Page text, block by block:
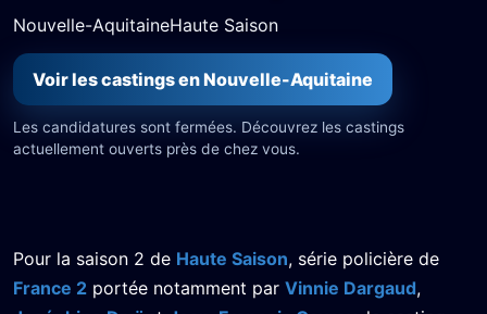
Nouvelle-AquitaineHaute Saison
Voir les castings en Nouvelle-Aquitaine
Les candidatures sont fermées. Découvrez les castings
actuellement ouverts près de chez vous.
Pour la saison 2 de Haute Saison, série policière de
France 2 portée notamment par Vinnie Dargaud,